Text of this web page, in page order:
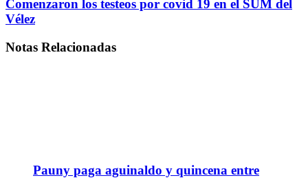
Pauny paga aguinaldo y quincena entre
Comenzaron los testeos por covid 19 en el SUM del
Vélez
Notas Relacionadas